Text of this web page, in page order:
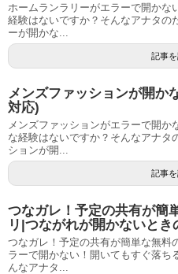
ホームランラリーがエラーで開かな
経験はないですか？そんなアナタの
ーが開かな...
記事
メンズファッションが開か
対応)
メンズファッションがエラーで開
な経験はないですか？そんなアナタ
ションが開...
記事
つなガレ！予定の共有が簡
リ|つながれが開かないと
つなガレ！予定の共有が簡単な無料
ラーで開かない！開いてもすぐ落ち
んなアナタ...